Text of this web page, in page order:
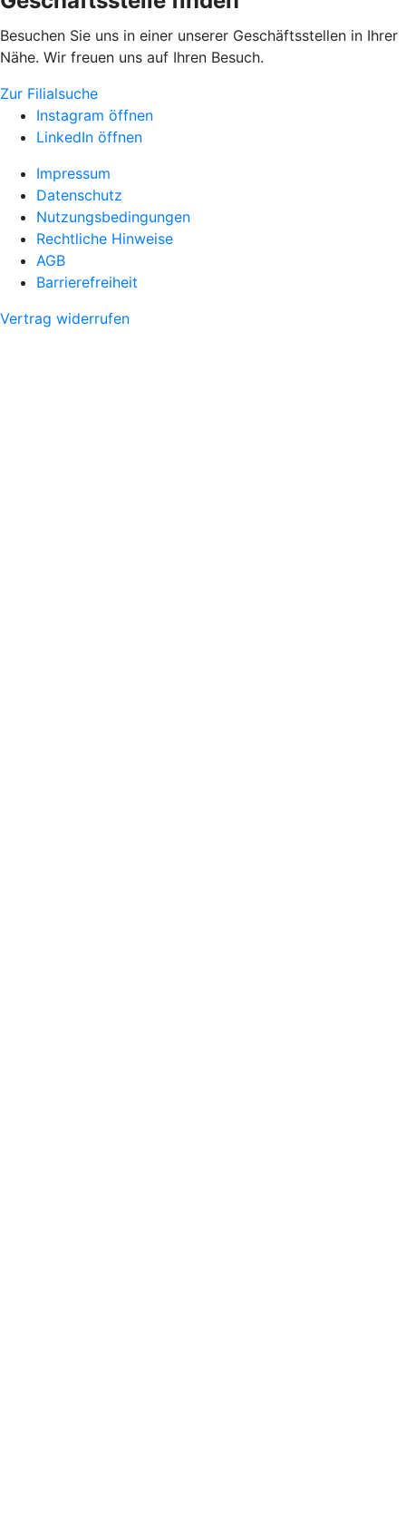
Besuchen Sie uns in einer unserer Geschäftsstellen in Ihrer
Nähe. Wir freuen uns auf Ihren Besuch.
Zur Filialsuche
Instagram öffnen
LinkedIn öffnen
Impressum
Datenschutz
Nutzungsbedingungen
Rechtliche Hinweise
AGB
Barrierefreiheit
Vertrag widerrufen